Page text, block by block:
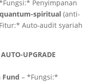
Penyimpanan
spiritual(anti-
Auto-audit syariah
UPGRADE
Fund – *Fungsi:*